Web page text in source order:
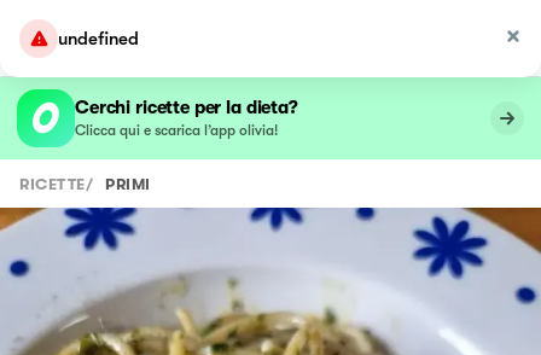
undefined
Cerchi ricette per la dieta?
Clicca qui e scarica l’app olivia!
RICETTE/ PRIMI